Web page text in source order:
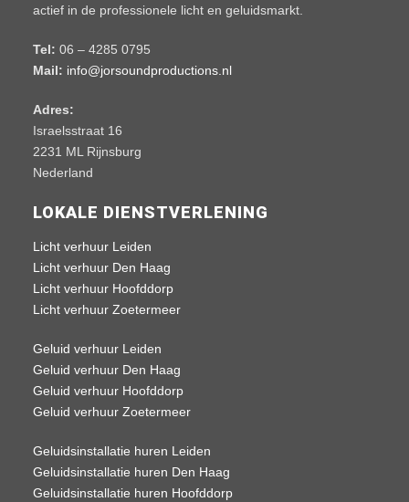
actief in de professionele licht en geluidsmarkt.
Tel: 06 – 4285 0795
Mail: info@jorsoundproductions.nl
Adres:
Israelsstraat 16
2231 ML Rijnsburg
Nederland
LOKALE DIENSTVERLENING
Licht verhuur Leiden
Licht verhuur Den Haag
Licht verhuur Hoofddorp
Licht verhuur Zoetermeer
Geluid verhuur Leiden
Geluid verhuur Den Haag
Geluid verhuur Hoofddorp
Geluid verhuur Zoetermeer
Geluidsinstallatie huren Leiden
Geluidsinstallatie huren Den Haag
Geluidsinstallatie huren Hoofddorp